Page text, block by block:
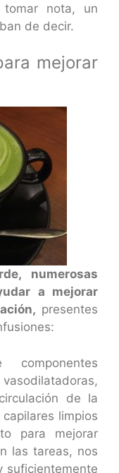
nota, un
de decir.
mejorar
numerosas
a mejorar
presentes
de la
limpios
para mejorar
las tareas, nos
suficientemente